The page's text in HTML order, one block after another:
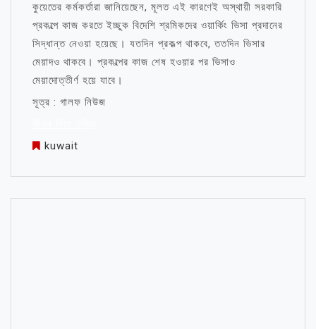
কুয়েতের কর্মকর্তারা জানিয়েছেন, মূলত এই কারণেই অস্থায়ী সরকারি
প্রকল্পে কাজ করতে ইচ্ছুক বিদেশি শ্রমিকদের ওয়ার্কিং ভিসা প্রদানের
সিদ্ধান্ত নেওয়া হয়েছে। যতদিন প্রকল্প থাকবে, ততদিন ভিসার
মেয়াদও থাকবে। প্রকল্পের কাজ শেষ হওয়ার পর ভিসাও
মেয়াদোত্তীর্ণ হয়ে যাবে।
সূত্র : গালফ নিউজ
kuwait